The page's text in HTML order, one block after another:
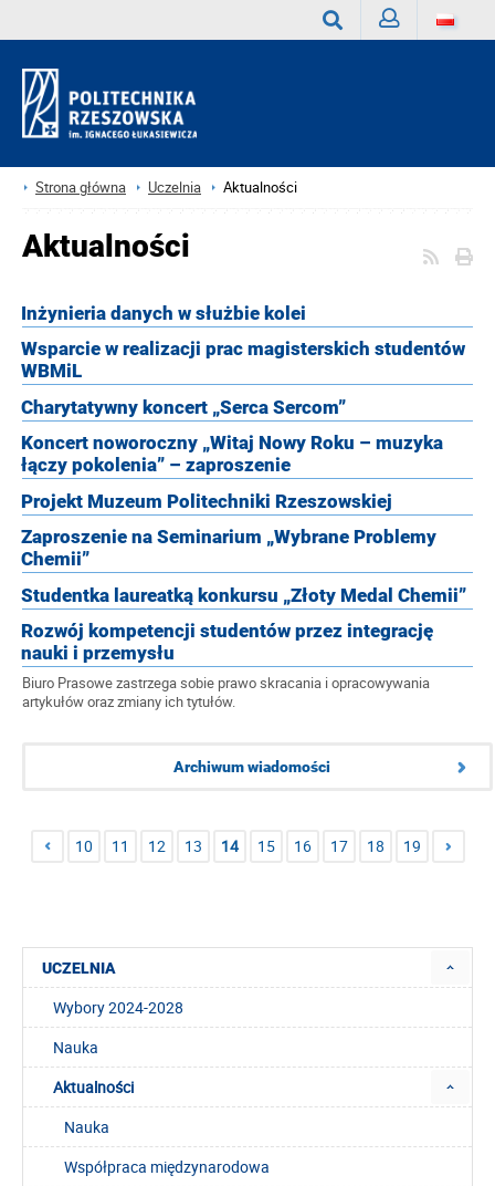
Strona główna Uczelnia Aktualności
Aktualności
Inżynieria danych w służbie kolei
Wsparcie w realizacji prac magisterskich studentów
WBMiL
Charytatywny koncert „Serca Sercom”
Koncert noworoczny „Witaj Nowy Roku – muzyka
łączy pokolenia” – zaproszenie
Projekt Muzeum Politechniki Rzeszowskiej
Zaproszenie na Seminarium „Wybrane Problemy
Chemii”
Studentka laureatką konkursu „Złoty Medal Chemii”
Rozwój kompetencji studentów przez integrację
nauki i przemysłu
Biuro Prasowe zastrzega sobie prawo skracania i opracowywania
artykułów oraz zmiany ich tytułów.
Archiwum wiadomości
10 11 12 13 14 15 16 17 18 19
UCZELNIA
Wybory 2024-2028
Nauka
Aktualności
Nauka
Współpraca międzynarodowa